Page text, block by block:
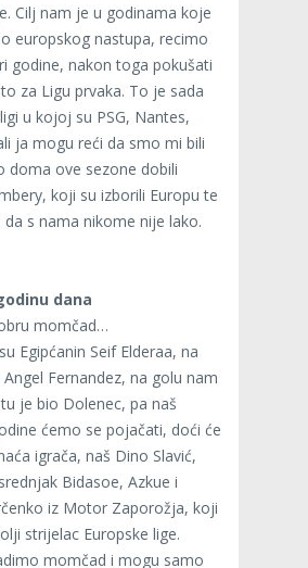
Cilj nam je u godinama koje
europskog nastupa, recimo
godine, nakon toga pokušati
za Ligu prvaka. To je sada
u kojoj su PSG, Nantes,
ja mogu reći da smo mi bili
doma ove sezone dobili
koji su izborili Europu te
s nama nikome nije lako.
dana
momčad…
Egipćanin Seif Elderaa, na
Fernandez, na golu nam
je bio Dolenec, pa naš
ćemo se pojačati, doći će
igrača, naš Dino Slavić,
Bidasoe, Azkue i
iz Motor Zaporožja, koji
strijelac Europske lige.
momčad i mogu samo